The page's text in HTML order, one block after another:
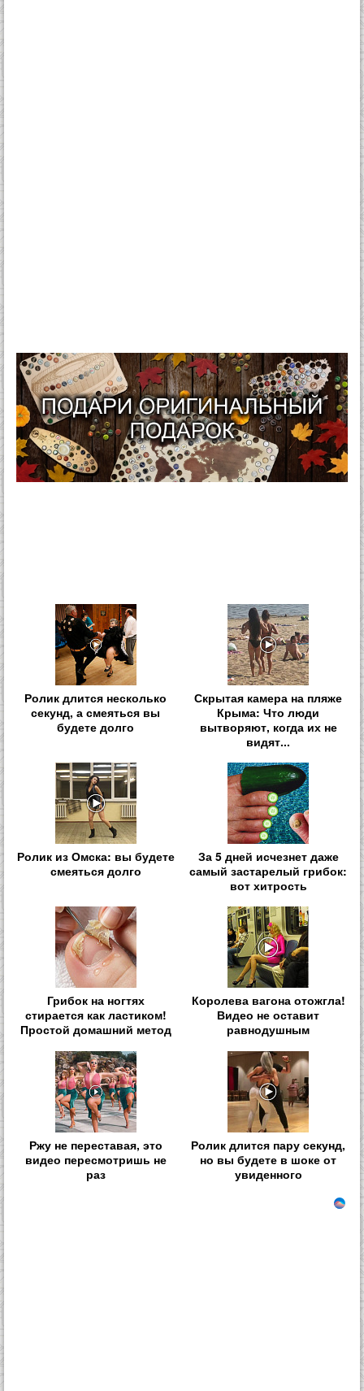
Ролик длится несколько
секунд, а смеяться вы
будете долго
Скрытая камера на пляже
Крыма: Что люди
вытворяют, когда их не
видят...
Ролик из Омска: вы будете
смеяться долго
За 5 дней исчезнет даже
самый застарелый грибок:
вот хитрость
Грибок на ногтях
стирается как ластиком!
Простой домашний метод
Королева вагона отожгла!
Видео не оставит
равнодушным
Ржу не переставая, это
видео пересмотришь не
раз
Ролик длится пару секунд,
но вы будете в шоке от
увиденного